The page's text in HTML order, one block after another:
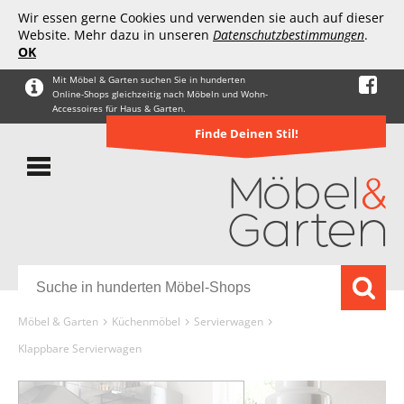
Wir essen gerne Cookies und verwenden sie auch auf dieser
Website. Mehr dazu in unseren Datenschutzbestimmungen.
OK
Mit Möbel & Garten suchen Sie in hunderten
Online-Shops gleichzeitig nach Möbeln und Wohn-
Accessoires für Haus & Garten.
Finde Deinen Stil!
Möbel & Garten Küchenmöbel
Servierwagen
Klappbare Servierwagen